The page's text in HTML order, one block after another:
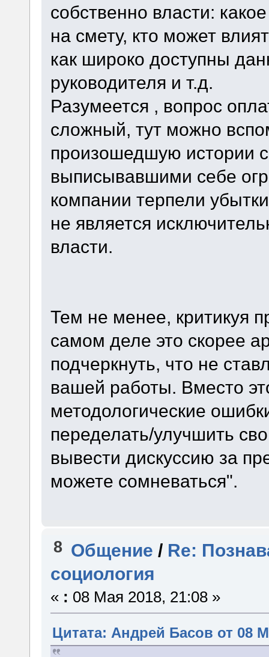
собственно власти:
на смету, кто может
как широко доступны
руководителя и т.д.
Разумеется , вопрос
сложный, тут можно
произошедшую истории
выписывавшими себе
компании терпели
не является
власти.
Тем не менее, критикуя
самом деле это скорее
подчеркнуть, что не
вашей работы. Вместо
методологические
переделать/улучшить
вывести дискуссию за
можете сомневаться".
8 Общение / Re:
социология
« : 08 Мая 2018, 21:08 »
Цитата: Андрей Басов от 08